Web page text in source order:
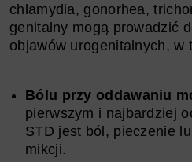
chlamydia, gonorhea,
genitalny mogą prowadzić
objawów urogenitalnych, w
Bólu przy oddawaniu
pierwszym i najbardziej
STD jest ból, pieczenie
mikcji.